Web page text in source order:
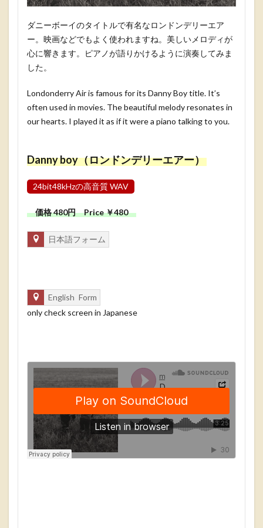
ダニーボーイのタイトルで有名なロンドンデリーエア
ー。映画などでもよく使われますね。美しいメロディが
心に響きます。ピアノが語りかけるように演奏してみま
した。
Londonderry Air is famous for its Danny Boy title. It’s
often used in movies. The beautiful melody resonates in
our hearts. I played it as if it were a piano talking to you.
Danny boy（ロンドンデリーエアー）
24bit48kHzの高音質 WAV
価格 480円 Price ￥480
日本語フォーム
English Form
only check screen in Japanese